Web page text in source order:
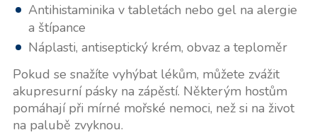
Antihistaminika v tabletách nebo gel na alergie
a štípance
Náplasti, antiseptický krém, obvaz a teploměr
Pokud se snažíte vyhýbat lékům, můžete zvážit
akupresurní pásky na zápěstí. Některým hostům
pomáhají při mírné mořské nemoci, než si na život
na palubě zvyknou.